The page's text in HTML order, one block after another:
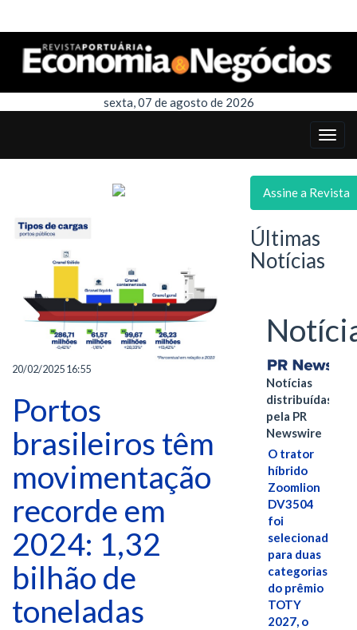
sexta, 07 de agosto de 2026
20/02/2025 16:55
Portos
brasileiros têm
movimentação
recorde em
2024: 1,32
bilhão de
toneladas
Assine a Revista
Últimas
Notícias
Notícias
distribuídas
pela PR
Newswire
O trator
híbrido
Zoomlion
DV3504
foi
selecionado
para duas
categorias
do prêmio
TOTY
2027, o